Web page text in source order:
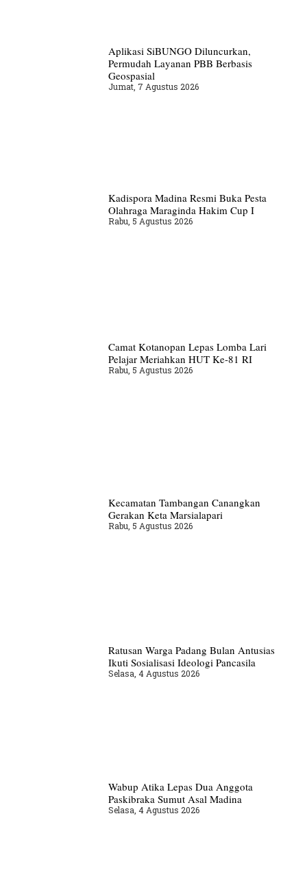
Aplikasi SiBUNGO Diluncurkan,
Permudah Layanan PBB Berbasis
Geospasial
Jumat, 7 Agustus 2026
Kadispora Madina Resmi Buka Pesta
Olahraga Maraginda Hakim Cup I
Rabu, 5 Agustus 2026
Camat Kotanopan Lepas Lomba Lari
Pelajar Meriahkan HUT Ke-81 RI
Rabu, 5 Agustus 2026
Kecamatan Tambangan Canangkan
Gerakan Keta Marsialapari
Rabu, 5 Agustus 2026
Ratusan Warga Padang Bulan Antusias
Ikuti Sosialisasi Ideologi Pancasila
Selasa, 4 Agustus 2026
Wabup Atika Lepas Dua Anggota
Paskibraka Sumut Asal Madina
Selasa, 4 Agustus 2026